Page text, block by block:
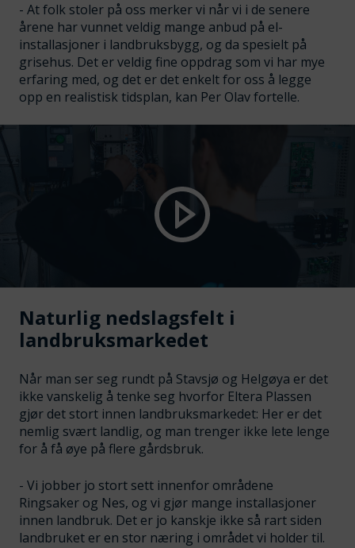
- At folk stoler på oss merker vi når vi i de senere
årene har vunnet veldig mange anbud på el-
installasjoner i landbruksbygg, og da spesielt på
grisehus. Det er veldig fine oppdrag som vi har mye
erfaring med, og det er det enkelt for oss å legge
opp en realistisk tidsplan, kan Per Olav fortelle.
Naturlig nedslagsfelt i
landbruksmarkedet
Når man ser seg rundt på Stavsjø og Helgøya er det
ikke vanskelig å tenke seg hvorfor Eltera Plassen
gjør det stort innen landbruksmarkedet: Her er det
nemlig svært landlig, og man trenger ikke lete lenge
for å få øye på flere gårdsbruk.
- Vi jobber jo stort sett innenfor områdene
Ringsaker og Nes, og vi gjør mange installasjoner
innen landbruk. Det er jo kanskje ikke så rart siden
landbruket er en stor næring i området vi holder til.